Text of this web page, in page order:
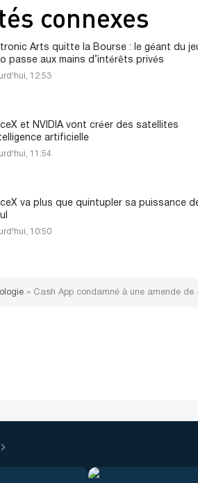
connexes
Arts quitte la Bourse : le géant du
passe aux mains d’intérêts privés
12:53
et NVIDIA vont créer des satellites
artificielle
11:54
va plus que quintupler sa puissance
10:50
» Cash App condamné à une amende